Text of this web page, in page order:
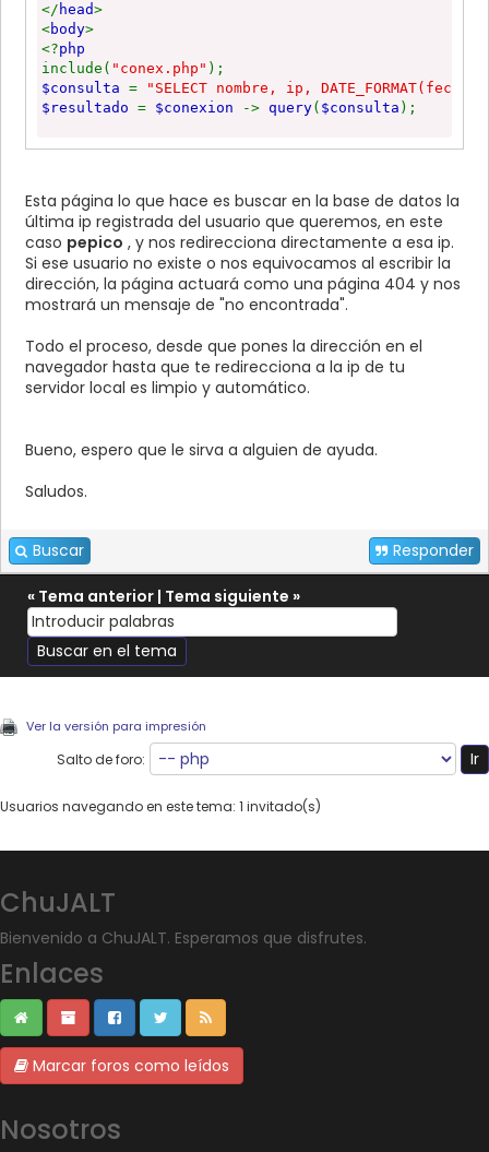
</ head>
<body>
<?php
include( "conex.php" );
$consulta =
"SELECT nombre, ip,
$resultado = $conexion -> query( $consulta );
if ($fila=$resultado->fetch_array())
<script
</script>";
}
else {
echo"NO encontrado";
}
mysqli_close( $conexion);
Esta página lo que hace es buscar en la base de datos la
última ip registrada del usuario que queremos, en este
caso pepico , y nos redirecciona directamente a esa ip.
Si ese usuario no existe o nos equivocamos al escribir la
dirección, la página actuará como una página 404 y nos
mostrará un mensaje de "no encontrada".
Todo el proceso, desde que pones la dirección en el
navegador hasta que te redirecciona a la ip de tu
servidor local es limpio y automático.
Bueno, espero que le sirva a alguien de ayuda.
Saludos.
Buscar Responder
« Tema anterior | Tema siguiente »
Ver la versión para impresión
Salto de foro:
Usuarios navegando en este tema: 1 invitado(s)
ChuJALT
Bienvenido a ChuJALT. Esperamos que disfrutes.
Enlaces
Marcar foros como leídos
Nosotros